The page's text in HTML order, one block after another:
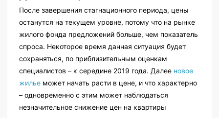
После завершения стагнационного периода, цены
останутся на текущем уровне, потому что на рынке
жилого фонда предложений больше, чем показатель
спроса. Некоторое время данная ситуация будет
сохраняться, по приблизительным оценкам
специалистов – к середине 2019 года. Далее новое
жилье может начать расти в цене, и что характерно
– одновременно с этим может наблюдаться
незначительное снижение цен на квартиры